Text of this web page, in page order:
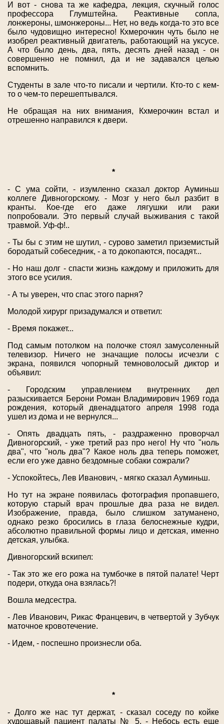
И вот - снова та же кафедра, лекция, скучный голос
профессора Глумштейна. Реактивные сопла,
лонжероны, шмонжероны... Нет, но ведь когда-то это все
было чудовищно интересно! Кхмерочкин чуть было не
изобрел реактивный двигатель, работающий на уксусе.
А что было день, два, пять, десять дней назад - он
совершенно не помнил, да и не задавался целью
вспомнить.
Студенты в зале что-то писали и чертили. Кто-то с кем-
то о чем-то перешептывался.
Не обращая на них внимания, Кхмерочкин встал и
отрешенно направился к двери.
*
- С ума сойти, - изумленно сказал доктор Ауминьш
коллеге Дивногорскому. - Мозг у него был разбит в
кранты. Кое-где его даже лягушки или раки
попробовали. Это первый случай выживания с такой
травмой. Уф-ф!..
- Ты бы с этим не шутил, - сурово заметил приземистый
бородатый собеседник, - а то докопаются, посадят...
- Но наш долг - спасти жизнь каждому и приложить для
этого все усилия.
- А ты уверен, что спас этого парня?
Молодой хирург призадумался и ответил:
- Время покажет...
Под самым потолком на полочке стоял замусоленный
телевизор. Ничего не значащие полосы исчезли с
экрана, появился чопорный темноволосый диктор и
объявил:
- Городским управлением внутренних дел
разыскивается Берони Роман Владимирович 1969 года
рождения, который двенадцатого апреля 1998 года
ушел из дома и не вернулся...
- Опять двадцать пять, - раздраженно проворчал
Дивногорский, - уже третий раз про него! Ну что "ноль
два", что "ноль два"? Какое ноль два теперь поможет,
если его уже давно бездомные собаки сожрали?
- Успокойтесь, Лев Иванович, - мягко сказал Ауминьш.
Но тут на экране появилась фотография пропавшего,
которую старый врач прошлые два раза не видел.
Изображение, правда, было слишком затуманено,
однако резко бросились в глаза белоснежные кудри,
абсолютно правильной формы лицо и детская, именно
детская, улыбка.
Дивногорский вскипел:
- Так это же его рожа на тумбочке в пятой палате! Черт
подери, откуда она взялась?!
Вошла медсестра.
- Лев Иванович, Рикас Францевич, в четвертой у Зубчук
маточное кровотечение.
- Идем, - поспешно произнесли оба.
*
- Долго же нас тут держат, - сказал соседу по койке
худощавый пациент палаты № 5. - Небось есть еще